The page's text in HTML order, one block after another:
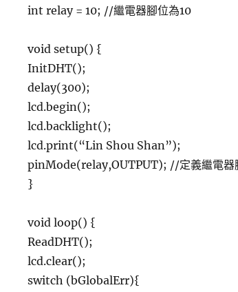
int relay = 10; //繼電器腳位為10
void setup() {
InitDHT();
delay(300);
lcd.begin();
lcd.backlight();
lcd.print(“Lin Shou Shan”);
pinMode(relay,OUTPUT); //定義繼電器
}
void loop() {
ReadDHT();
lcd.clear();
switch (bGlobalErr){